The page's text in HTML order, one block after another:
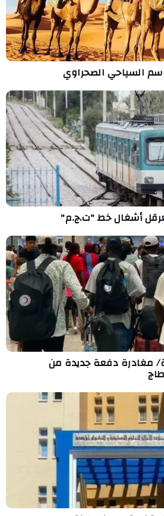
السياحي الصحراوي
أشغال خط "ت.ج.م"
مغادرة دفعة جديدة من